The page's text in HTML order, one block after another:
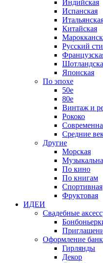
Индийская
Испанская
Китайская
Русский
Японская
По эпохе
50е
80е
Винтаж и
Рококо
Средние
Другие
Морская
По кино
По книгам
Спортивная
Фруктовая
ИДЕИ
Свадебные
Оформление
Гирлянды
Декор